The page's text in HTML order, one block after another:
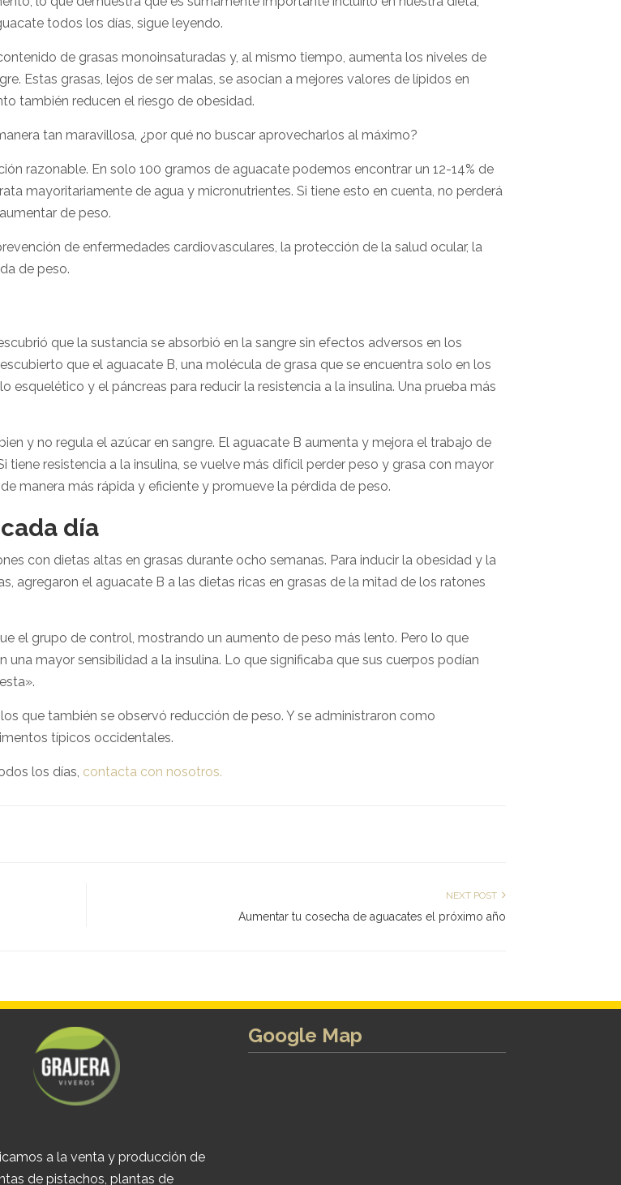
todos los días, sigue leyendo.
de grasas monoinsaturadas y, al mismo tiempo, aumenta los niveles de
Estas grasas, lejos de ser malas, se asocian a mejores valores de lípidos en
también reducen el riesgo de obesidad.
tan maravillosa, ¿por qué no buscar aprovecharlos al máximo?
razonable. En solo 100 gramos de aguacate podemos encontrar un 12-14% de
mayoritariamente de agua y micronutrientes. Si tiene esto en cuenta, no perderá
de peso.
de enfermedades cardiovasculares, la protección de la salud ocular, la
de peso.
que la sustancia se absorbió en la sangre sin efectos adversos en los
que el aguacate B, una molécula de grasa que se encuentra solo en los
y el páncreas para reducir la resistencia a la insulina. Una prueba más
y no regula el azúcar en sangre. El aguacate B aumenta y mejora el trabajo de
tiene resistencia a la insulina, se vuelve más difícil perder peso y grasa con mayor
manera más rápida y eficiente y promueve la pérdida de peso.
día
con dietas altas en grasas durante ocho semanas. Para inducir la obesidad y la
agregaron el aguacate B a las dietas ricas en grasas de la mitad de los ratones
el grupo de control, mostrando un aumento de peso más lento. Pero lo que
mayor sensibilidad a la insulina. Lo que significaba que sus cuerpos podían
que también se observó reducción de peso. Y se administraron como
típicos occidentales.
los días, contacta con nosotros.
NEXT POST
Aumentar tu cosecha de aguacates el próximo año
a la venta y producción de
de pistachos, plantas de
Google Map